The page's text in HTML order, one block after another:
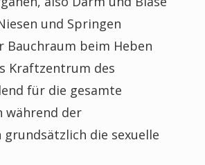
und Springen
Bauchraum beim Heben
Kraftzentrum des
für die gesamte
während der
die sexuelle